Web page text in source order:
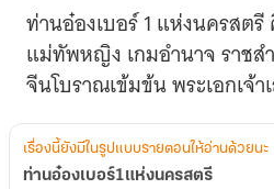
ท่านอ๋องเบอร์ 1 แห่งนครสต
แม่ทัพหญิง เกมอำนาจ ราช
จีนโบราณเข้มข้น พระเอกเ
เรื่องนี้ยังมีในรูปแบบรายตอนให้อ่านด้วยนะ
ท่านอ๋องเบอร์1แห่งนครสตรี